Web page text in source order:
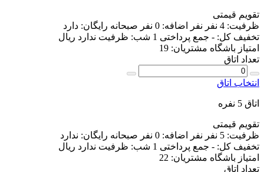
تقویم قیمتی
ظرفیت: 4 نفر نفر اضافه: 0 نفر صبحانه رایگان: دارد
تخفیف کل: - جمع پرداختی 1 شب: ظرفیت ندارد ریال
امتیاز باشگاه مشتریان: 19
تعداد اتاق
انتخاب اتاق
اتاق 5 نفره
تقویم قیمتی
ظرفیت: 5 نفر نفر اضافه: 0 نفر صبحانه رایگان: ندارد
تخفیف کل: - جمع پرداختی 1 شب: ظرفیت ندارد ریال
امتیاز باشگاه مشتریان: 22
تعداد اتاق